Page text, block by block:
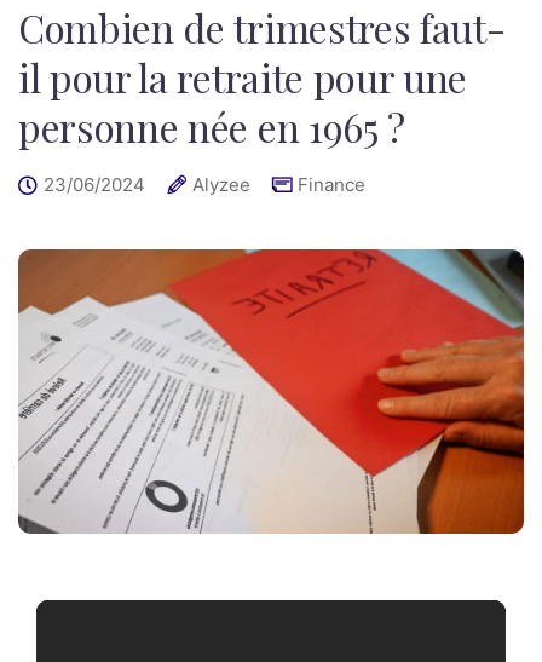
Combien de trimestres faut-
il pour la retraite pour une
personne née en 1965 ?
23/06/2024 Alyzee Finance